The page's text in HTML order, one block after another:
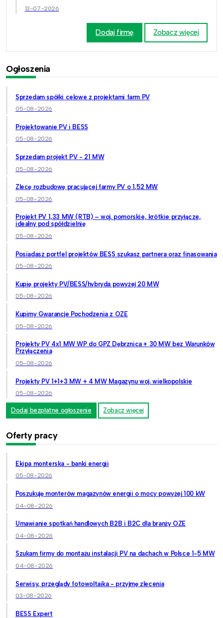
13-07-2026
Dodaj firmę Zobacz więcej
Ogłoszenia
Sprzedam spółki celowe z projektami farm PV
05-08-2026
Projektowanie PV i BESS
05-08-2026
Sprzedam projekt PV - 21 MW
05-08-2026
Zlecę rozbudowę pracującej farmy PV o 1,52 MW
05-08-2026
Projekt PV 1,33 MW (RTB) – woj. pomorskie, krótkie przyłącze,
idealny pod spółdzielnię
05-08-2026
Posiadasz portfel projektów BESS szukasz partnera oraz finasowania
05-08-2026
Kupię projekty PV/BESS/hybryda powyżej 20 MW
05-08-2026
Kupimy Gwarancje Pochodzenia z OZE
05-08-2026
Projekty PV 4x1 MW WP do GPZ Dębrznica + 30 MW bez Warunków
Przyłączenia
05-08-2026
Projekty PV 1+1+3 MW + 4 MW Magazynu woj. wielkopolskie
05-08-2026
Dodaj bezpłatne ogłoszenie Zobacz więcej
Oferty pracy
Ekipa monterska - banki energii
05-08-2026
Poszukuję monterów magazynów energii o mocy powyżej 100 kW
04-08-2026
Umawianie spotkań handlowych B2B i B2C dla branży OZE
04-08-2026
Szukam firmy do montażu instalacji PV na dachach w Polsce 1-5 MW
04-08-2026
Serwisy, przeglądy fotowoltaika - przyjmę zlecenia
03-08-2026
BESS Expert